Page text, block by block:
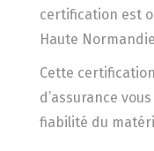
certification est
Haute Normandie
Cette
d’assurance
fiabilité du